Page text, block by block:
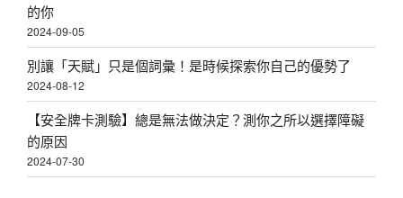
的你
2024-09-05
別讓「天賦」只是個詞彙！是時候探索你自己的優勢了
2024-08-12
【安全牌卡測驗】總是無法做決定？測你之所以選擇障礙
的原因
2024-07-30